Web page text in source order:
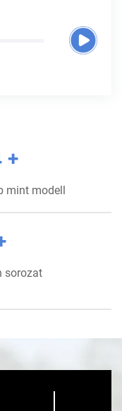
mint modell
sorozat